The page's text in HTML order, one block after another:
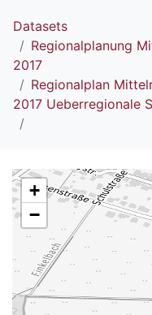
Datasets
Regionalplanung
2017
Regionalplan
2017 Ueberregionale
+
−